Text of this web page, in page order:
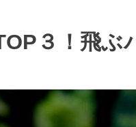
３！飛ぶ